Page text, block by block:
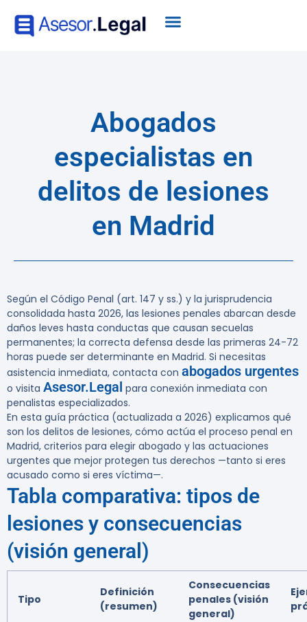
Abogados
especialistas en
delitos de lesiones
en Madrid
Según el Código Penal (art. 147 y ss.) y la jurisprudencia
consolidada hasta 2026, las lesiones penales abarcan desde
daños leves hasta conductas que causan secuelas
permanentes; la correcta defensa desde las primeras 24-72
horas puede ser determinante en Madrid. Si necesitas
asistencia inmediata, contacta con abogados urgentes
o visita Asesor.Legal para conexión inmediata con
penalistas especializados.
En esta guía práctica (actualizada a 2026) explicamos qué
son los delitos de lesiones, cómo actúa el proceso penal en
Madrid, criterios para elegir abogado y las actuaciones
urgentes que mejor protegen tus derechos —tanto si eres
acusado como si eres víctima—.
Tabla comparativa: tipos de
lesiones y consecuencias
(visión general)
Tipo
Definición
(resumen)
Consecuencias
penales (visión
general)